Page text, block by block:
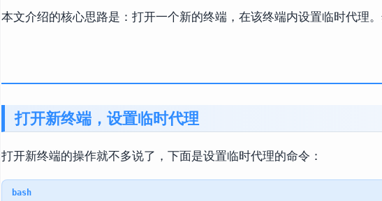
本文介绍的核心思路是：打开一个新的终端，在该终端内设置临时代理
打开新终端，设置临时代理
打开新终端的操作就不多说了，下面是设置临时代理的命令：
bash